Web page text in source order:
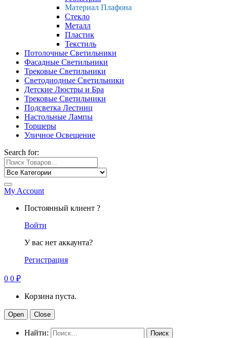
Материал Плафона
Стекло
Металл
Пластик
Текстиль
Потолочные Светильники
Фасадные Светильники
Трековые Светильники
Светодиодные Светильники
Детские Люстры и Бра
Трековые Светильники
Подсветка Лестниц
Настольные Лампы
Торшеры
Уличное Освещение
Search for:
My Account
Постоянный клиент ?
Войти
У вас нет аккаунта?
Регистрация
0 0 ₽
Корзина пуста.
Open Close
Найти: